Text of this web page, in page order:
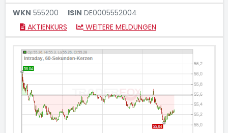
WKN 555200 ISIN DE0005552004
AKTIENKURS
WEITERE MELDUNGEN